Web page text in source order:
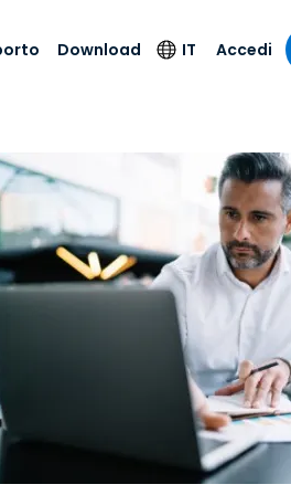
e un
di
con
on-
Prodotti per la
sicurezza
Rilevamento degli
endpoint e risposta
Accesso e controllo
Wi-Fi Foxpass
Spazio di lavoro
sicuro Zero Trust
Shield (Anti-scam)
Tutti i prodotti
sanitaria
e
e Design
contabilità
settori
tecnico
sistema
Download IT
Español
Français
Italiano
Nederlands
Português
简体中文
Accedi